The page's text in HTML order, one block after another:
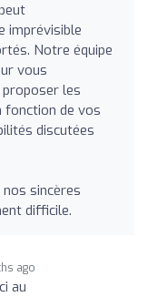
imprévisible
Notre équipe
vous
les
de vos
discutées
sincères
difficile.
ago
au